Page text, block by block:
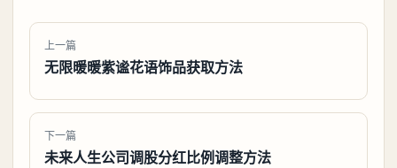
上一篇
无限暖暖紫谧花语饰品获取方法
下一篇
未来人生公司调股分红比例调整方法